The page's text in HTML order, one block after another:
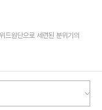
드원단으로 세련된 분위기의